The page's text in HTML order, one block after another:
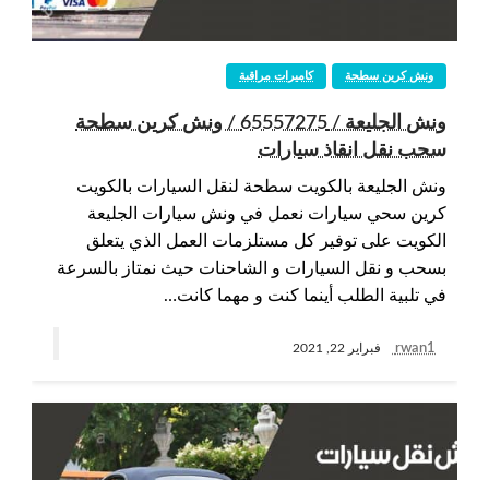
كاميرات مراقبة ونش كرين سطحة
ونش الجليعة / 65557275 / ونش كرين سطحة
سحب نقل انقاذ سيارات
ونش الجليعة بالكويت سطحة لنقل السيارات بالكويت
كرين سحي سيارات نعمل في ونش سيارات الجليعة
الكويت على توفير كل مستلزمات العمل الذي يتعلق
بسحب و نقل السيارات و الشاحنات حيث نمتاز بالسرعة
في تلبية الطلب أينما كنت و مهما كانت…
rwan1 فبراير 22, 2021